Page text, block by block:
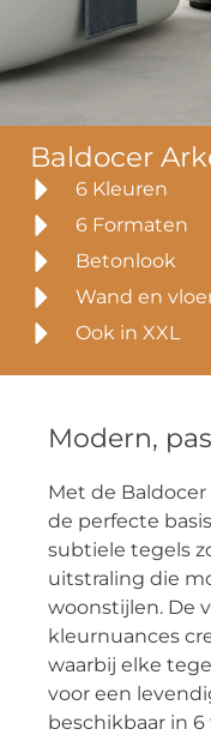
Modern,
Met de
de perfecte
subtiele tegels
uitstraling die
woonstijlen. De
kleurnuances
waarbij elke
voor een
beschikbaar in
Baldocer
6 Kleuren
6 Formaten
Betonlook
Wand en
Ook in XXL